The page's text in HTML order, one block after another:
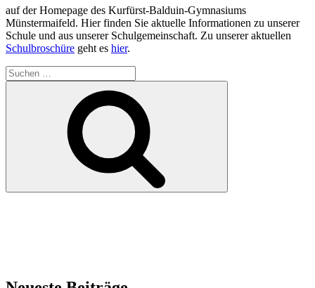
auf der Homepage des Kurfürst-Balduin-Gymnasiums
Münstermaifeld. Hier finden Sie aktuelle Informationen zu unserer
Schule und aus unserer Schulgemeinschaft. Zu unserer aktuellen
Schulbroschüre geht es hier.
Suchen
nach: